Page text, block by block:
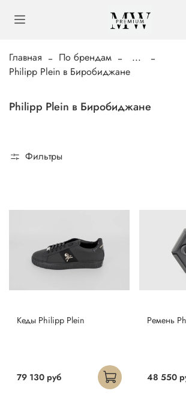
Главная По брендам
...
Philipp Plein в Биробиджане
Philipp Plein в Биробиджане
Фильтры
Кеды Philipp Plein
79 130 руб
Ремень
48 550